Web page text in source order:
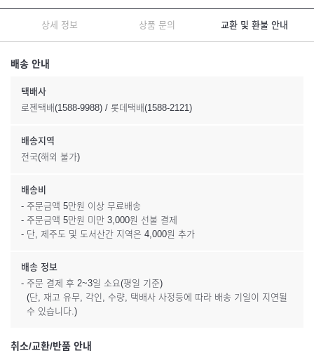
상세 정보 상품 문의 교환 및 환불 안내
배송 안내
택배사
로젠택배(1588-9988) / 롯데택배(1588-2121)
배송지역
전국(해외 불가)
배송비
- 주문금액 5만원 이상 무료배송
- 주문금액 5만원 미만 3,000원 선불 결제
- 단, 제주도 및 도서산간 지역은 4,000원 추가
배송 정보
- 주문 결제 후 2~3일 소요(평일 기준)
(단, 재고 유무, 각인, 수량, 택배사 사정등에 따라 배송 기일이 지연될
수 있습니다.)
취소/교환/반품 안내